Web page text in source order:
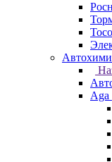
Aga